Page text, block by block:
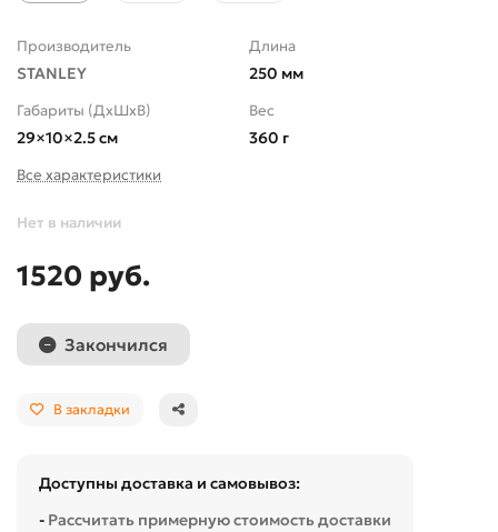
Производитель
STANLEY
Длина
250 мм
Габариты (ДхШхВ)
29×10×2.5 см
Вес
360 г
Все характеристики
Нет в наличии
1520 руб.
Закончился
В закладки
Доступны доставка и самовывоз:
- Рассчитать примерную стоимость доставки